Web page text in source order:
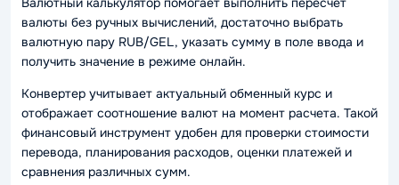
валюты без ручных вычислений, достаточно выбрать
валютную пару RUB/GEL, указать сумму в поле ввода и
получить значение в режиме онлайн.
Конвертер учитывает актуальный обменный курс и
отображает соотношение валют на момент расчета. Такой
финансовый инструмент удобен для проверки стоимости
перевода, планирования расходов, оценки платежей и
сравнения различных сумм.